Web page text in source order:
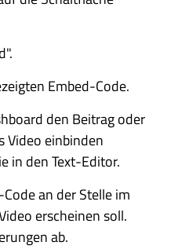
Embed-Code.
den Beitrag oder
Video einbinden
in den Text-Editor.
an der Stelle im
erscheinen soll.
ab.